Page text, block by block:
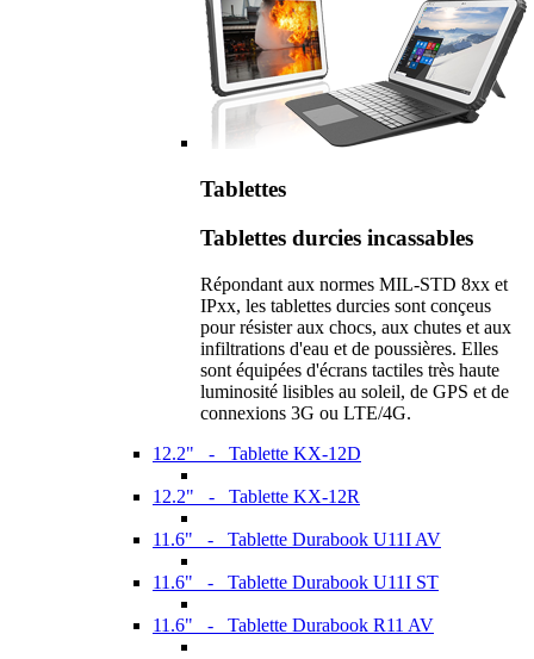
Tablettes
Tablettes durcies incassables
Répondant aux normes MIL-STD 8xx et
IPxx, les tablettes durcies sont conçeus
pour résister aux chocs, aux chutes et aux
infiltrations d'eau et de poussières. Elles
sont équipées d'écrans tactiles très haute
luminosité lisibles au soleil, de GPS et de
connexions 3G ou LTE/4G.
12.2" - Tablette KX-12D
12.2" - Tablette KX-12R
11.6" - Tablette Durabook U11I AV
11.6" - Tablette Durabook U11I ST
11.6" - Tablette Durabook R11 AV